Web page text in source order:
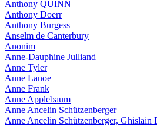
Anthony QUINN
Anthony Doerr
Anthony Burgess
Anselm de Canterbury
Anonim
Anne-Dauphine Julliand
Anne Tyler
Anne Lanoe
Anne Frank
Anne Applebaum
Anne Ancelin Schützenberger
Anne Ancelin Schützenberger, Ghislain